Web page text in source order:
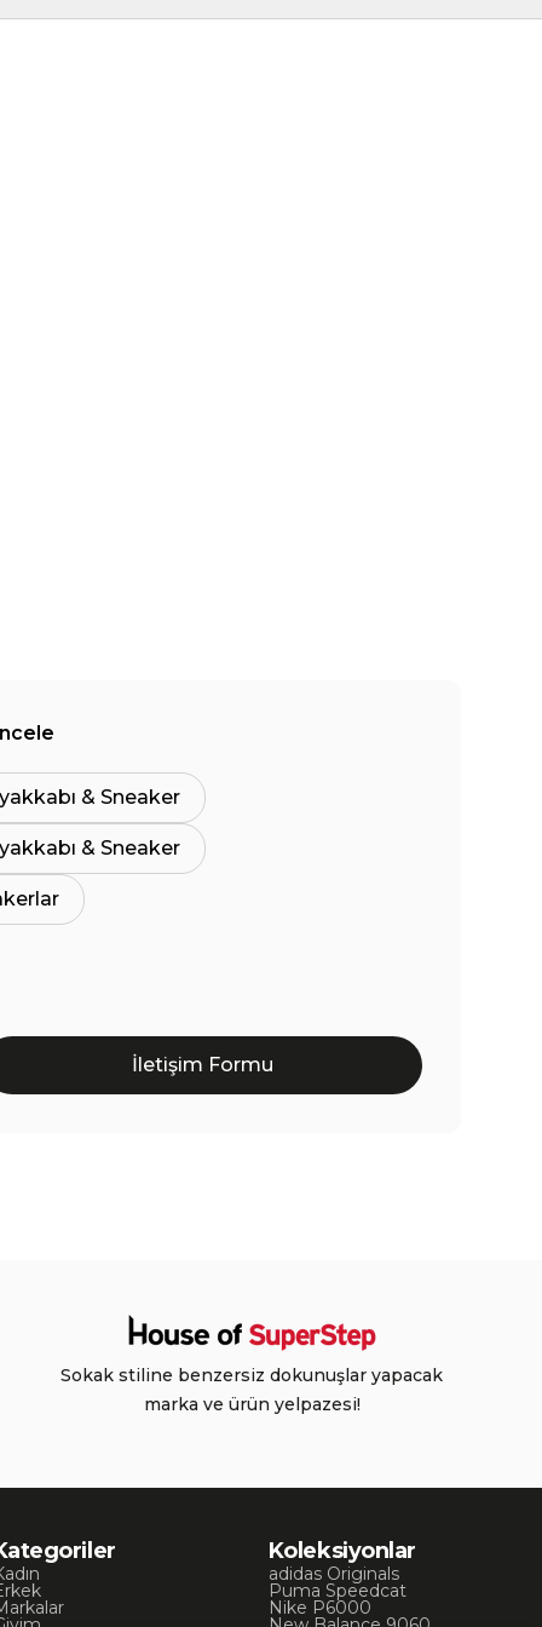
& Sneaker
& Sneaker
İletişim Formu
Sokak stiline benzersiz dokunuşlar yapacak
marka ve ürün yelpazesi!
Koleksiyonlar
adidas Originals
Puma Speedcat
Nike P6000